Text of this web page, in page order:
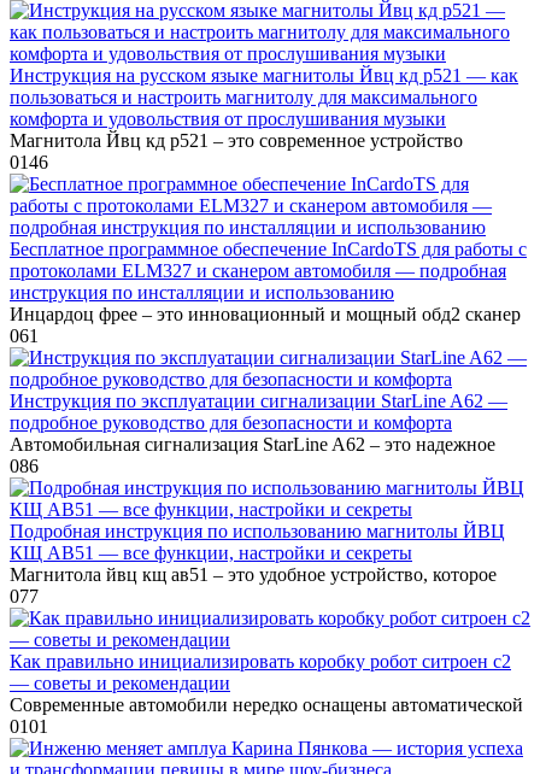
Инструкция на русском языке магнитолы Йвц кд р521 — как
пользоваться и настроить магнитолу для максимального
комфорта и удовольствия от прослушивания музыки
Магнитола Йвц кд р521 – это современное устройство
0146
Бесплатное программное обеспечение InCardoTS для работы с
протоколами ELM327 и сканером автомобиля — подробная
инструкция по инсталляции и использованию
Инцардоц фрее – это инновационный и мощный обд2 сканер
061
Инструкция по эксплуатации сигнализации StarLine A62 —
подробное руководство для безопасности и комфорта
Автомобильная сигнализация StarLine A62 – это надежное
086
Подробная инструкция по использованию магнитолы ЙВЦ
КЩ АВ51 — все функции, настройки и секреты
Магнитола йвц кщ ав51 – это удобное устройство, которое
077
Как правильно инициализировать коробку робот ситроен с2
— советы и рекомендации
Современные автомобили нередко оснащены автоматической
0101